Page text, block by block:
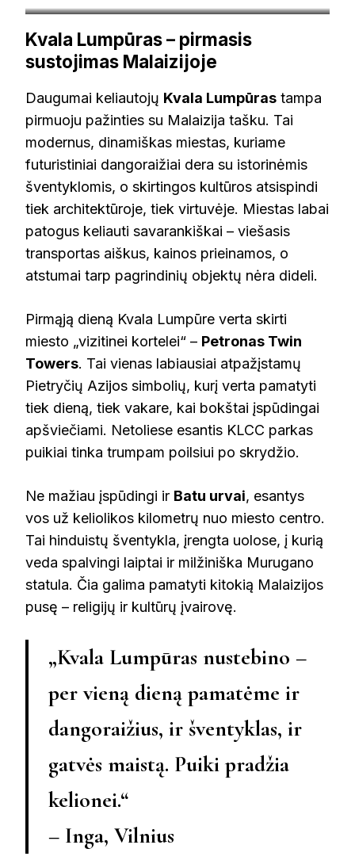
https://www.flickr.com/photos/bargas/95162881/, CC BY
2.0, https://commons.wikimedia.org/w/index.php?
Kvala Lumpūras – pirmasis
sustojimas Malaizijoje
Daugumai keliautojų Kvala Lumpūras tampa
pirmuoju pažinties su Malaizija tašku. Tai
modernus, dinamiškas miestas, kuriame
futuristiniai dangoraižiai dera su istorinėmis
šventyklomis, o skirtingos kultūros atsispindi
tiek architektūroje, tiek virtuvėje. Miestas labai
patogus keliauti savarankiškai – viešasis
transportas aiškus, kainos prieinamos, o
atstumai tarp pagrindinių objektų nėra dideli.
Pirmąją dieną Kvala Lumpūre verta skirti
miesto „vizitinei kortelei“ – Petronas Twin
Towers. Tai vienas labiausiai atpažįstamų
Pietryčių Azijos simbolių, kurį verta pamatyti
tiek dieną, tiek vakare, kai bokštai įspūdingai
apšviečiami. Netoliese esantis KLCC parkas
puikiai tinka trumpam poilsiui po skrydžio.
Ne mažiau įspūdingi ir Batu urvai, esantys
vos už keliolikos kilometrų nuo miesto centro.
Tai hinduistų šventykla, įrengta uolose, į kurią
veda spalvingi laiptai ir milžiniška Murugano
statula. Čia galima pamatyti kitokią Malaizijos
pusę – religijų ir kultūrų įvairovę.
„Kvala Lumpūras nustebino –
per vieną dieną pamatėme ir
dangoraižius, ir šventyklas, ir
gatvės maistą. Puiki pradžia
kelionei.“
– Inga, Vilnius